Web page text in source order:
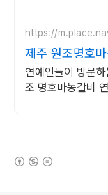
https://
제주 원조명호
연예인들이 방문
조 명호마농갈비